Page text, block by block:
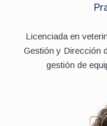
Licenciada en
Gestión y Dirección
gestión de